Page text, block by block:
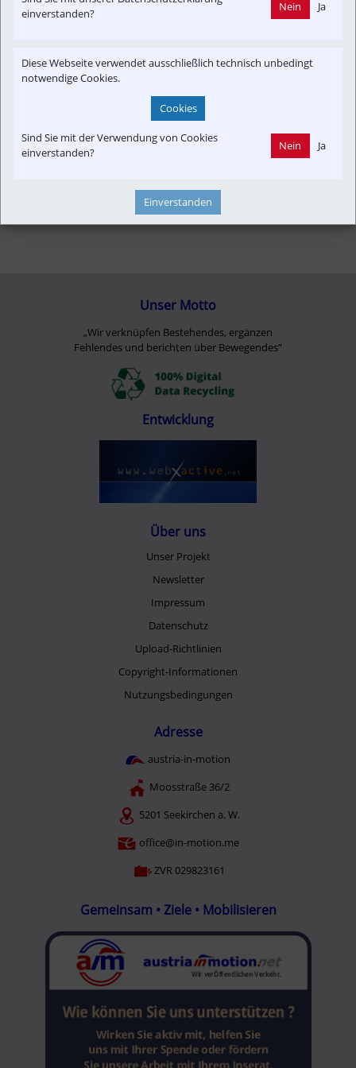
Time-Event
Informationsverbund
Strecken-Portrait
Betreiber
Konzept | Studien | Statistik
Unser Motto
„Wir verknüpfen Bestehendes, ergänzen
Fehlendes und berichten über Bewegendes”
Entwicklung
Über uns
Unser Projekt
Newsletter
Impressum
Datenschutz
Upload-Richtlinien
Copyright-Informationen
Nutzungsbedingungen
Adresse
austria-in-motion
Moosstraße 36/2
5201 Seekirchen a. W.
office@in-motion.me
ZVR 029823161
Gemeinsam • Ziele • Mobilisieren
einverstanden?
Nein Ja
Diese Webseite verwendet ausschließlich technisch unbedingt
notwendige Cookies.
Cookies
Sind Sie mit der Verwendung von Cookies
einverstanden?
Nein Ja
Einverstanden